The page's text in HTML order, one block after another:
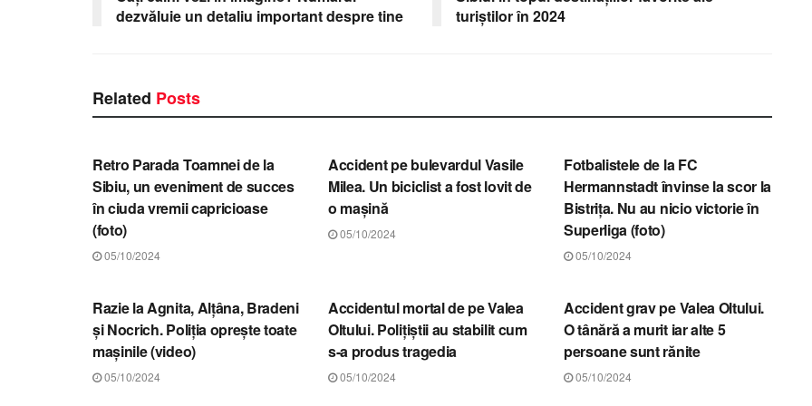
dezvăluie un detaliu important despre tine
turiștilor în 2024
Related Posts
Retro Parada Toamnei de la
Sibiu, un eveniment de succes
în ciuda vremii capricioase
(foto)
05/10/2024
Accident pe bulevardul Vasile
Milea. Un biciclist a fost lovit de
o mașină
05/10/2024
Fotbalistele de la FC
Hermannstadt învinse la scor la
Bistrița. Nu au nicio victorie în
Superliga (foto)
05/10/2024
Razie la Agnita, Alțâna, Bradeni
și Nocrich. Poliția oprește toate
mașinile (video)
05/10/2024
Accidentul mortal de pe Valea
Oltului. Polițiștii au stabilit cum
s-a produs tragedia
05/10/2024
Accident grav pe Valea Oltului.
O tânără a murit iar alte 5
persoane sunt rănite
05/10/2024